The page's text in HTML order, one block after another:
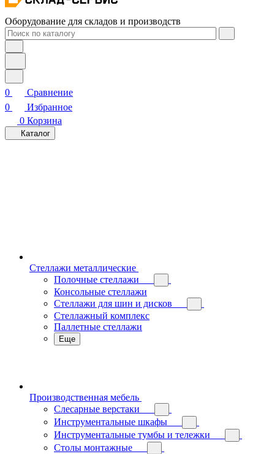
Оборудование для складов и производств
0
Сравнение
0
Избранное
0 Корзина
Каталог
Стеллажи металлические
Полочные стеллажи
Консольные стеллажи
Стеллажи для шин и дисков
Стеллажный комплекс
Паллетные стеллажи
Еще
Производственная мебель
Слесарные верстаки
Инструментальные шкафы
Инструментальные тумбы и тележки
Столы монтажные